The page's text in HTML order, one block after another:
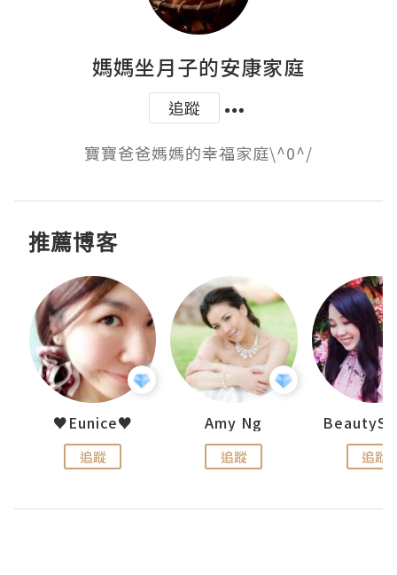
媽媽坐月子的安康家庭
追蹤
寶寶爸爸媽媽的幸福家庭\^0^/
推薦博客
♥Eunice♥
追蹤
Amy Ng
追蹤 追蹤